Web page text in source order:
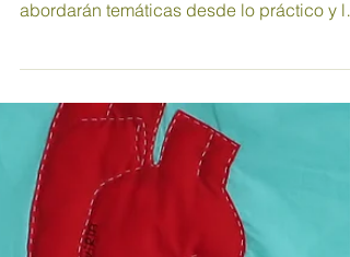
oscuridad” con
Carolina Chacón
Fecha: Viernes 5 de mayo de 2017 Hora:
2:00 p.m. Lugar: Casa Tres Patios Se
abordarán temáticas desde lo práctico y lo
investigativo...